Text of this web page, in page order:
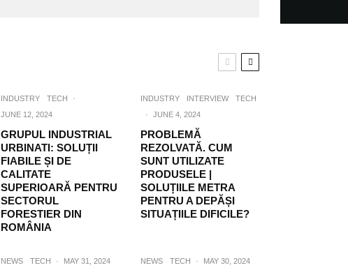
INDUSTRY TECH
·
JUNE 12, 2024
GRUPUL INDUSTRIAL
URBINATI: SOLUȚII
FIABILE ȘI DE
CALITATE
SUPERIOARĂ PENTRU
SECTORUL
FORESTIER DIN
ROMÂNIA
INDUSTRY INTERVIEW
TECH
·
JUNE 4, 2024
PROBLEMĂ
REZOLVATĂ. CUM
SUNT UTILIZATE
PRODUSELE |
SOLUȚIILE METRA
PENTRU A DEPĂȘI
SITUAȚIILE DIFICILE?
NEWS TECH · MAY 31, 2024 NEWS TECH · MAY 30, 2024